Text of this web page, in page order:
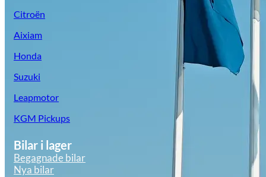
Citroën
Aixiam
Honda
Suzuki
Leapmotor
KGM Pickups
Bilar i lager
Begagnade bilar
Nya bilar